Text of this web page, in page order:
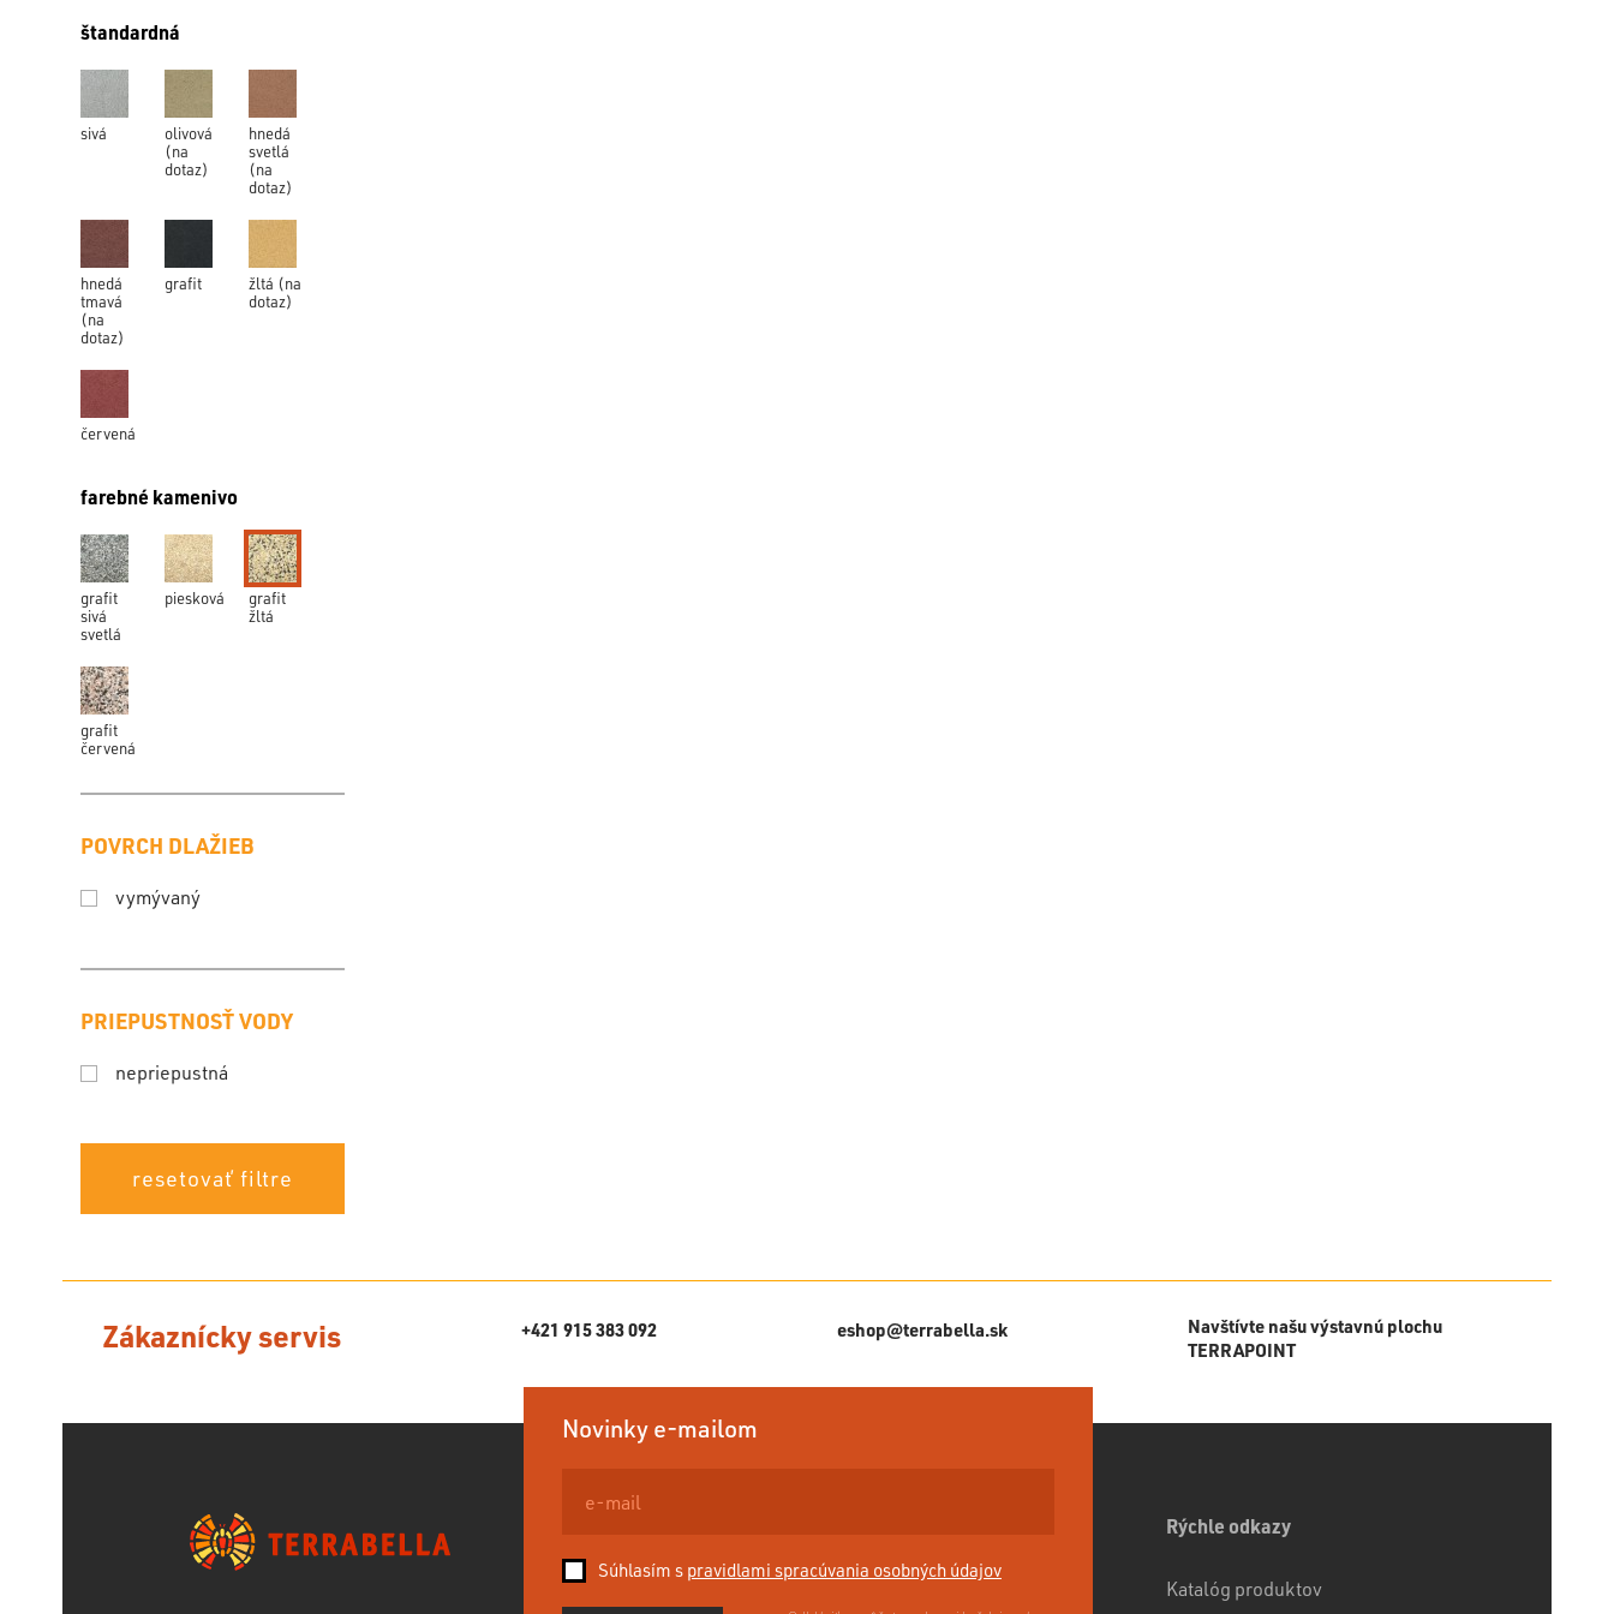
štandardná
sivá
olivová
(na
dotaz)
hnedá
svetlá
(na
dotaz)
hnedá
tmavá
(na
dotaz)
grafit
žltá (na
dotaz)
červená
farebné kamenivo
grafit
sivá
svetlá
piesková
grafit
žltá
grafit
červená
POVRCH DLAŽIEB
vymývaný
PRIEPUSTNOSŤ VODY
nepriepustná
resetovať filtre
Zákaznícky servis +421 915 383 092 eshop@terrabella.sk
Navštívte našu výstavnú plochu
TERRAPOINT
Novinky e-mailom
Súhlasím s pravidlami spracúvania osobných údajov
Rýchle odkazy
Katalóg produktov